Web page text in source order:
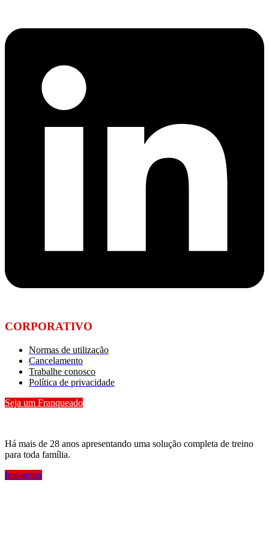
CORPORATIVO
Normas de utilização
Cancelamento
Trabalhe conosco
Política de privacidade
Seja um Franqueado
Há mais de 28 anos apresentando uma solução completa de treino
para toda família.
Instagram